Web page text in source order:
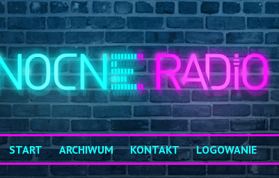
START ARCHIWUM KONTAKT LOGOWANIE